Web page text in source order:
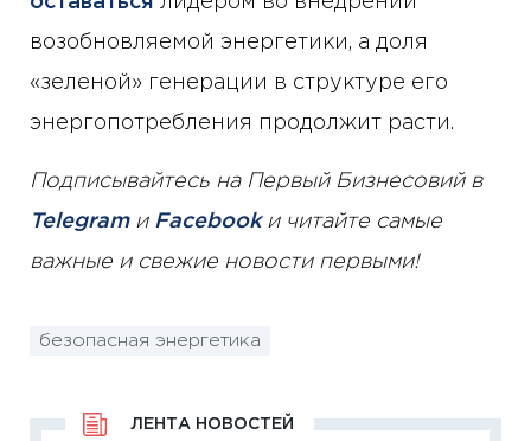
возобновляемой энергетики, а доля
«зеленой» генерации в структуре его
энергопотребления продолжит расти.
Подписывайтесь на Первый Бизнесовий в
Telegramи Facebookи читайте самые
важные и свежие новости первыми!
безопасная энергетика
ЛЕНТА НОВОСТЕЙ